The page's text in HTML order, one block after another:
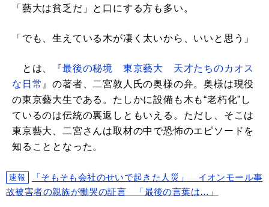
「藝大は貧乏だ」と口にする方も多い。
「でも、生えている木が凄く太いから、いいと思う」
とは、『最後の秘境 東京藝大 天才たちのカオス
な日常 』の著者、二宮敦人氏の奥様の弁。奥様は現役
の東京藝大生である。たしかに設備も木も“老朽化”し
ているのは伝統の裏返しともいえる。ただし、そこは
東京藝大、二宮さんは取材の中で恐怖のエピソードを
知ることとなった。
速報
「そもそも会社のせいで起きた人災」 イオンモール事
故被害者の親族が慟哭の証言 「最後の言葉は…」